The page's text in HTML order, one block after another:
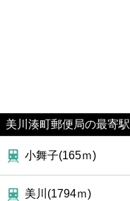
ホテル
美川湊町郵便局の最寄駅
小舞子(165ｍ)
美川(1794ｍ)